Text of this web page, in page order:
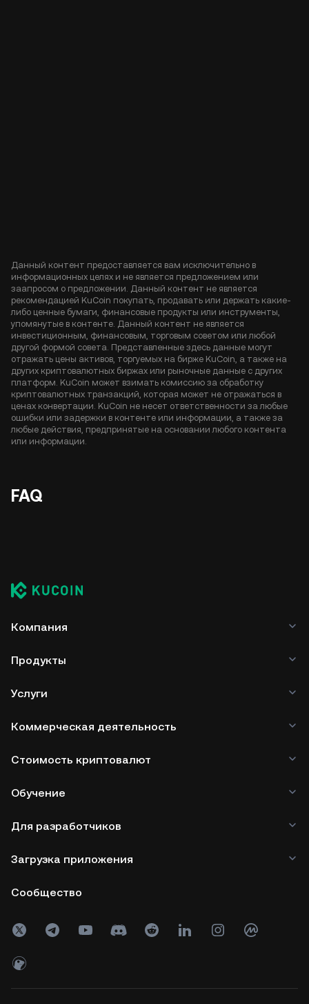
Данный контент предоставляется вам исключительно в
информационных целях и не является предложением или
заапросом о предложении. Данный контент не является
рекомендацией KuCoin покупать, продавать или держать какие-
либо ценные бумаги, финансовые продукты или инструменты,
упомянутые в контенте. Данный контент не является
инвестиционным, финансовым, торговым советом или любой
другой формой совета. Представленные здесь данные могут
отражать цены активов, торгуемых на бирже KuCoin, а также на
других криптовалютных биржах или рыночные данные с других
платформ. KuCoin может взимать комиссию за обработку
криптовалютных транзакций, которая может не отражаться в
ценах конвертации. KuCoin не несет ответственности за любые
ошибки или задержки в контенте или информации, а также за
любые действия, предпринятые на основании любого контента
или информации.
FAQ
Компания
Продукты
Услуги
Коммерческая деятельность
Стоимость криптовалют
Обучение
Для разработчиков
Загрузка приложения
Сообщество